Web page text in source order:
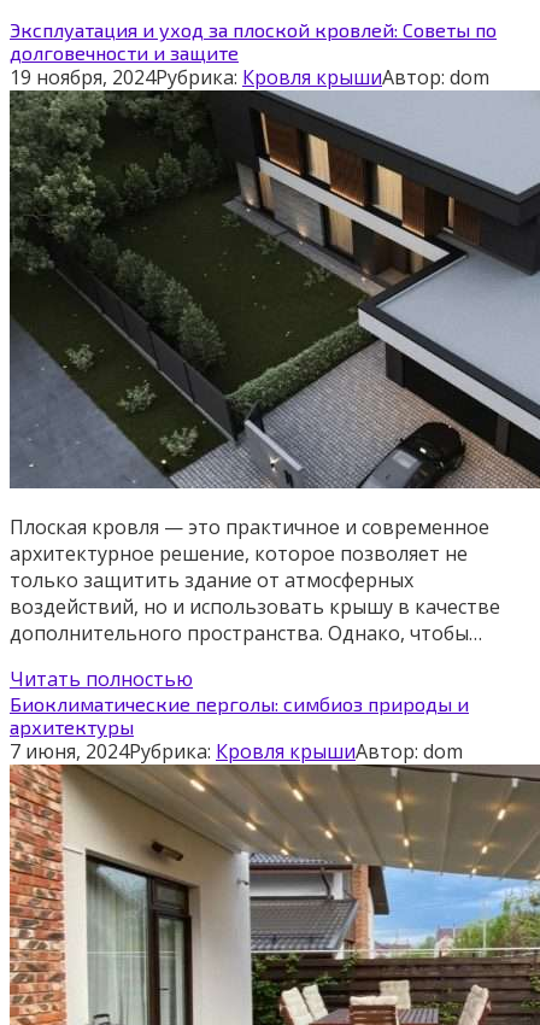
Эксплуатация и уход за плоской кровлей: Советы по
долговечности и защите
19 ноября, 2024Рубрика: Кровля крышиАвтор: dom
Плоская кровля — это практичное и современное
архитектурное решение, которое позволяет не
только защитить здание от атмосферных
воздействий, но и использовать крышу в качестве
дополнительного пространства. Однако, чтобы…
Читать полностью
Биоклиматические перголы: симбиоз природы и
архитектуры
7 июня, 2024Рубрика: Кровля крышиАвтор: dom